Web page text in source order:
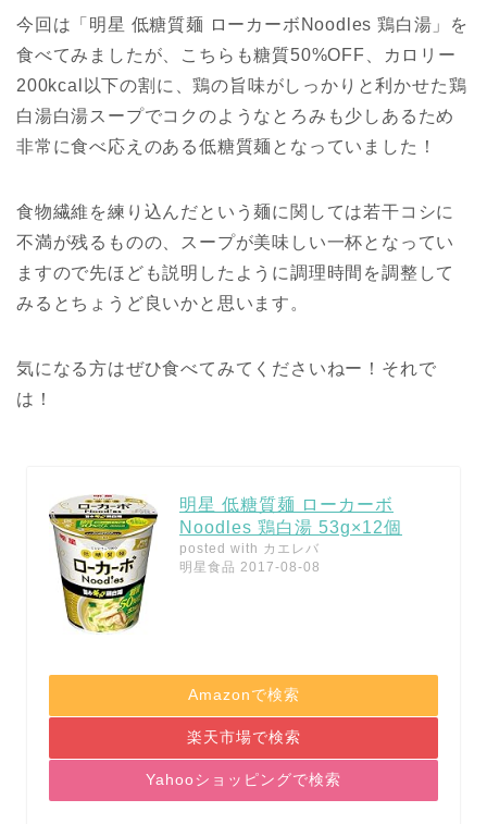
今回は「明星 低糖質麺 ローカーボNoodles 鶏白湯」を
食べてみましたが、こちらも糖質50%OFF、カロリー
200kcal以下の割に、鶏の旨味がしっかりと利かせた鶏
白湯白湯スープでコクのようなとろみも少しあるため
非常に食べ応えのある低糖質麺となっていました！
食物繊維を練り込んだという麺に関しては若干コシに
不満が残るものの、スープが美味しい一杯となってい
ますので先ほども説明したように調理時間を調整して
みるとちょうど良いかと思います。
気になる方はぜひ食べてみてくださいねー！それで
は！
明星 低糖質麺 ローカーボ
Noodles 鶏白湯 53g×12個
posted with カエレバ
明星食品 2017-08-08
Amazonで検索
楽天市場で検索
Yahooショッピングで検索